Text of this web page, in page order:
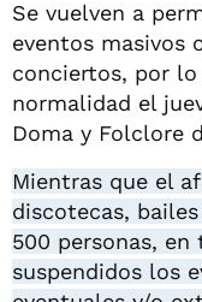
Se vuelven a
eventos masivos
conciertos, por
normalidad el
Doma y Folclore
Mientras que el
discotecas,
500 personas,
suspendidos los